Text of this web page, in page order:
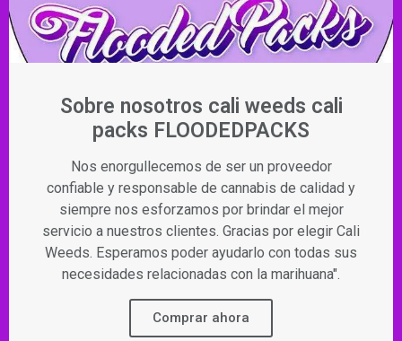
Sobre nosotros cali weeds cali
packs FLOODEDPACKS
Nos enorgullecemos de ser un proveedor
confiable y responsable de cannabis de calidad y
siempre nos esforzamos por brindar el mejor
servicio a nuestros clientes. Gracias por elegir Cali
Weeds. Esperamos poder ayudarlo con todas sus
necesidades relacionadas con la marihuana".
Comprar ahora